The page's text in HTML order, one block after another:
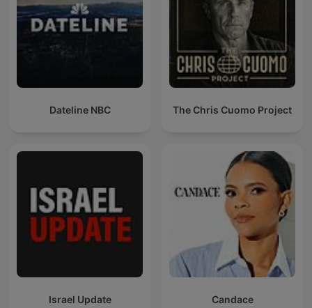
Dateline NBC The Chris Cuomo Project
Israel Update Candace